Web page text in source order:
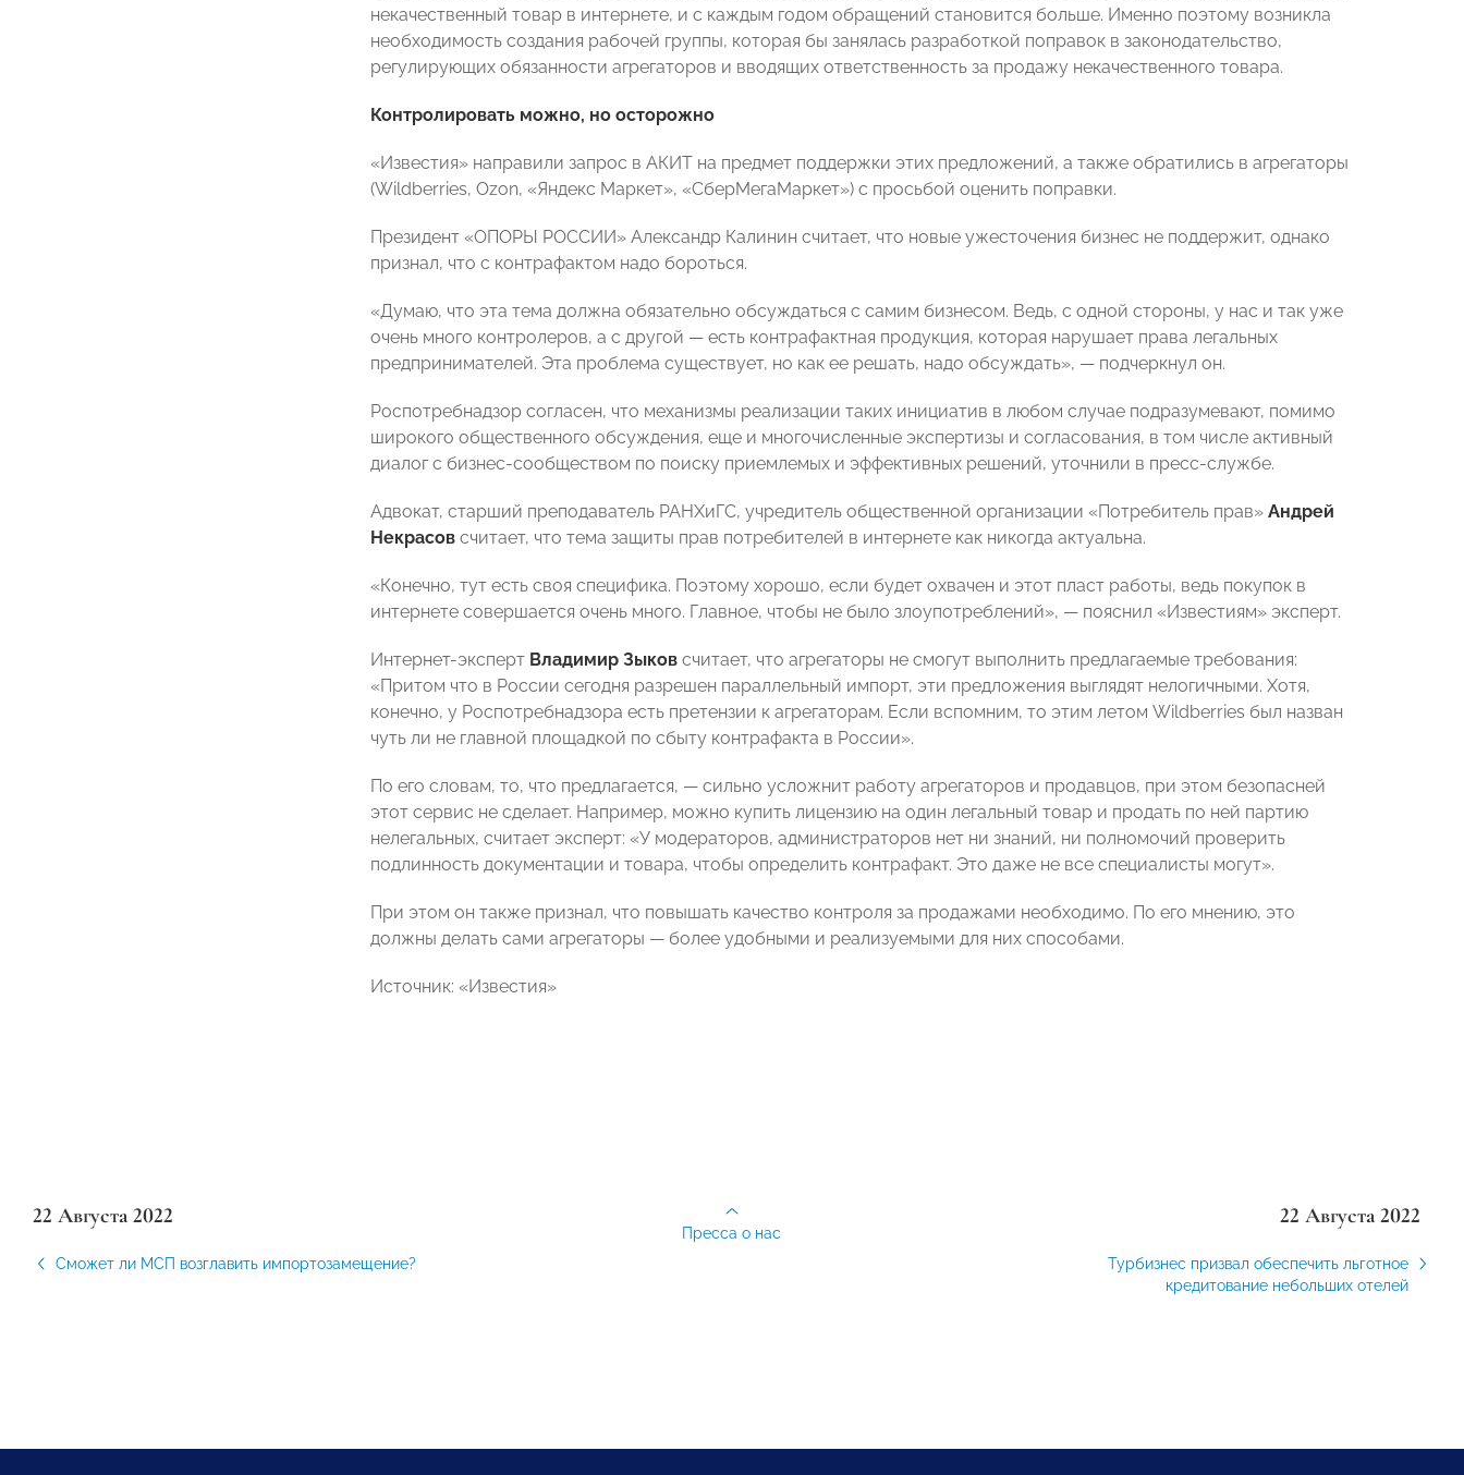
некачественный товар в интернете, и с каждым годом обращений становится больше. Именно поэтому возникла
необходимость создания рабочей группы, которая бы занялась разработкой поправок в законодательство,
регулирующих обязанности агрегаторов и вводящих ответственность за продажу некачественного товара.
Контролировать можно, но осторожно
«Известия» направили запрос в АКИТ на предмет поддержки этих предложений, а также обратились в агрегаторы
(Wildberries, Ozon, «Яндекс Маркет», «СберМегаМаркет») с просьбой оценить поправки.
Президент «ОПОРЫ РОССИИ» Александр Калинин считает, что новые ужесточения бизнес не поддержит, однако
признал, что с контрафактом надо бороться.
«Думаю, что эта тема должна обязательно обсуждаться с самим бизнесом. Ведь, с одной стороны, у нас и так уже
очень много контролеров, а с другой — есть контрафактная продукция, которая нарушает права легальных
предпринимателей. Эта проблема существует, но как ее решать, надо обсуждать», — подчеркнул он.
Роспотребнадзор согласен, что механизмы реализации таких инициатив в любом случае подразумевают, помимо
широкого общественного обсуждения, еще и многочисленные экспертизы и согласования, в том числе активный
диалог с бизнес-сообществом по поиску приемлемых и эффективных решений, уточнили в пресс-службе.
Адвокат, старший преподаватель РАНХиГС, учредитель общественной организации «Потребитель прав» Андрей
Некрасов считает, что тема защиты прав потребителей в интернете как никогда актуальна.
«Конечно, тут есть своя специфика. Поэтому хорошо, если будет охвачен и этот пласт работы, ведь покупок в
интернете совершается очень много. Главное, чтобы не было злоупотреблений», — пояснил «Известиям» эксперт.
Интернет-эксперт Владимир Зыков считает, что агрегаторы не смогут выполнить предлагаемые требования:
«Притом что в России сегодня разрешен параллельный импорт, эти предложения выглядят нелогичными. Хотя,
конечно, у Роспотребнадзора есть претензии к агрегаторам. Если вспомним, то этим летом Wildberries был назван
чуть ли не главной площадкой по сбыту контрафакта в России».
По его словам, то, что предлагается, — сильно усложнит работу агрегаторов и продавцов, при этом безопасней
этот сервис не сделает. Например, можно купить лицензию на один легальный товар и продать по ней партию
нелегальных, считает эксперт: «У модераторов, администраторов нет ни знаний, ни полномочий проверить
подлинность документации и товара, чтобы определить контрафакт. Это даже не все специалисты могут».
При этом он также признал, что повышать качество контроля за продажами необходимо. По его мнению, это
должны делать сами агрегаторы — более удобными и реализуемыми для них способами.
Источник: «Известия»
22 Августа 2022
Сможет ли МСП возглавить импортозамещение?
22 Августа 2022
Турбизнес призвал обеспечить льготное
кредитование небольших отелей
Пресса о нас